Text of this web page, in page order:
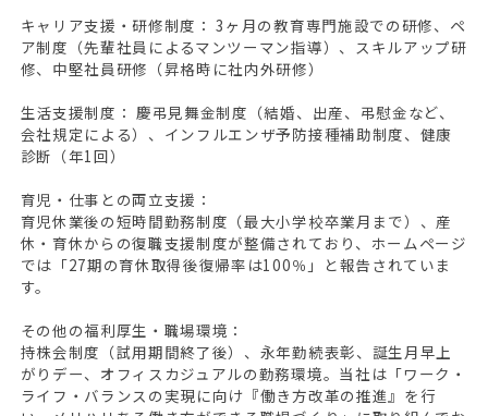
キャリア支援・研修制度： 3ヶ月の教育専門施設での研修、ペ
ア制度（先輩社員によるマンツーマン指導）、スキルアップ研
修、中堅社員研修（昇格時に社内外研修）
生活支援制度： 慶弔見舞金制度（結婚、出産、弔慰金など、
会社規定による）、インフルエンザ予防接種補助制度、健康
診断（年1回）
育児・仕事との両立支援：
育児休業後の短時間勤務制度（最大小学校卒業月まで）、産
休・育休からの復職支援制度が整備されており、ホームページ
では「27期の育休取得後復帰率は100％」と報告されていま
す。
その他の福利厚生・職場環境：
持株会制度（試用期間終了後）、永年勤続表彰、誕生月早上
がりデー、オフィスカジュアルの勤務環境。当社は「ワーク・
ライフ・バランスの実現に向け『働き方改革の推進』を行